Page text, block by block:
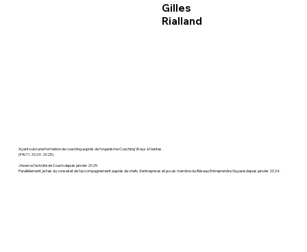
Gilles
Rialland
Ayant suivi une formation de coaching auprès de l’organisme Coaching Ways à Nantes
(PAI 11 2024-2025).
J’exerce l’activité de Coach depuis janvier 2025.
Parallèlement, je fais du conseil et de l’accompagnement auprès de chefs d’entreprises et je suis membre du Réseau Entreprendre Guyane depuis janvier 2024.